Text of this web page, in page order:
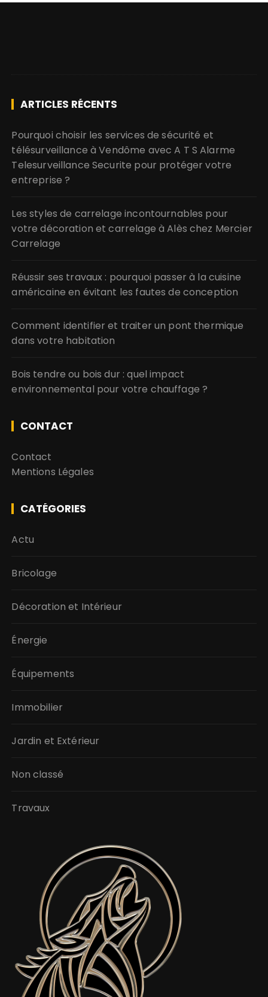
ARTICLES RÉCENTS
Pourquoi choisir les services de sécurité et
télésurveillance à Vendôme avec A T S Alarme
Telesurveillance Securite pour protéger votre
entreprise ?
Les styles de carrelage incontournables pour
votre décoration et carrelage à Alès chez Mercier
Carrelage
Réussir ses travaux : pourquoi passer à la cuisine
américaine en évitant les fautes de conception
Comment identifier et traiter un pont thermique
dans votre habitation
Bois tendre ou bois dur : quel impact
environnemental pour votre chauffage ?
CONTACT
Contact
Mentions Légales
CATÉGORIES
Actu
Bricolage
Décoration et Intérieur
Énergie
Équipements
Immobilier
Jardin et Extérieur
Non classé
Travaux